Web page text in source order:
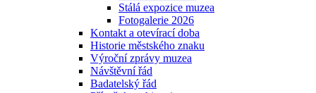
Stálá expozice muzea
Fotogalerie 2026
Kontakt a otevírací doba
Historie městského znaku
Výroční zprávy muzea
Návštěvní řád
Badatelský řád